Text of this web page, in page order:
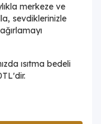
merkeze ve
sevdiklerinizle
ısıtma bedeli